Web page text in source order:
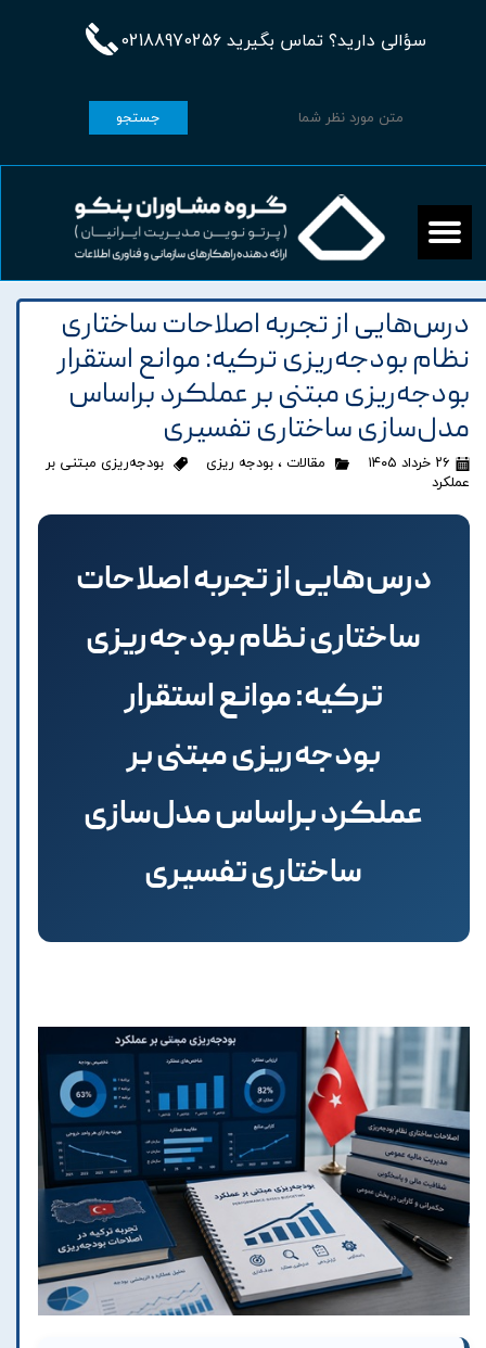
سؤالی دارید؟ تماس بگیرید 02188970256
جستجو
درس‌هایی از تجربه اصلاحات ساختاری
نظام بودجه‌ریزی ترکیه: موانع استقرار
بودجه‌ریزی مبتنی بر عملکرد براساس
مدل‌سازی ساختاری تفسیری
۲۶ خرداد ۱۴۰۵ مقالات ، بودجه ریزی
بودجه‌ریزی مبتنی بر
عملکرد
درس‌هایی از تجربه اصلاحات
ساختاری نظام بودجه‌ریزی
ترکیه: موانع استقرار
بودجه‌ریزی مبتنی بر
عملکرد براساس مدل‌سازی
ساختاری تفسیری